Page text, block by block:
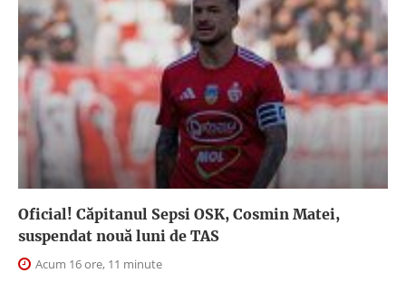
Oficial! Căpitanul Sepsi OSK, Cosmin Matei,
suspendat nouă luni de TAS
Acum 16 ore, 11 minute